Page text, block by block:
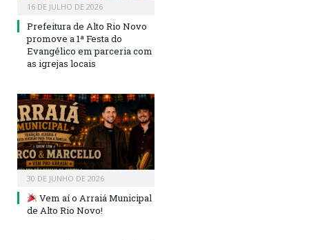
16 DE JULHO DE 2026
Prefeitura de Alto Rio Novo
promove a 1ª Festa do
Evangélico em parceria com
as igrejas locais
30 DE JUNHO DE 2026
Vem aí o Arraiá Municipal
de Alto Rio Novo!